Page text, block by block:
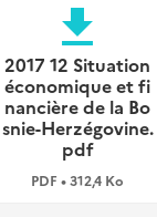
file_download
2017 12 Situation
économique et fi
nancière de la Bo
snie-Herzégovine.
pdf
PDF • 312,4 Ko